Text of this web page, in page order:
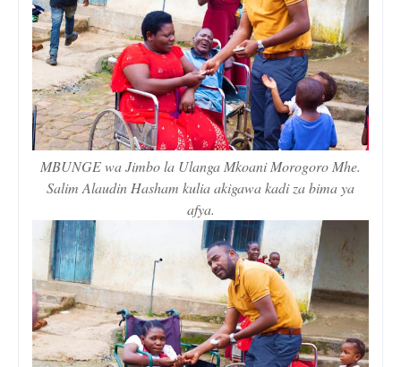
MBUNGE wa Jimbo la Ulanga Mkoani Morogoro Mhe.
Salim Alaudin Hasham kulia akigawa kadi za bima ya
afya.